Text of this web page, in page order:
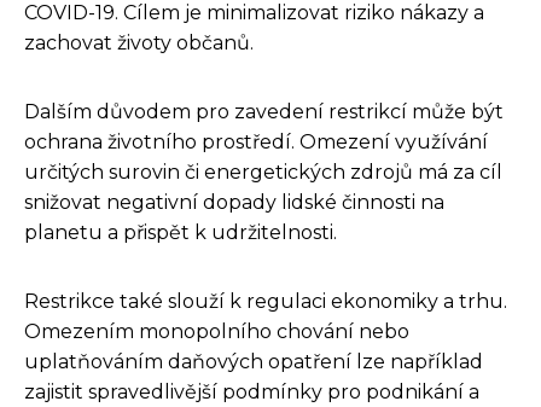
COVID-19. Cílem je minimalizovat riziko nákazy a
zachovat životy občanů.
Dalším důvodem pro zavedení restrikcí může být
ochrana životního prostředí. Omezení využívání
určitých surovin či energetických zdrojů má za cíl
snižovat negativní dopady lidské činnosti na
planetu a přispět k udržitelnosti.
Restrikce také slouží k regulaci ekonomiky a trhu.
Omezením monopolního chování nebo
uplatňováním daňových opatření lze například
zajistit spravedlivější podmínky pro podnikání a